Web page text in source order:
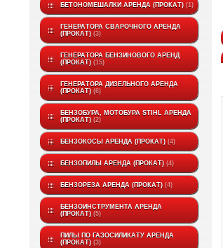
БЕТОНОМЕШАЛКИ АРЕНДА (ПРОКАТ) 1
ГЕНЕРАТОРА СВАРОЧНОГО АРЕНДА
(ПРОКАТ) 3
ГЕНЕРАТОРА БЕНЗИНОВОГО АРЕНД
(ПРОКАТ) 15
ГЕНЕРАТОРА ДИЗЕЛЬНОГО АРЕНДА
(ПРОКАТ) 6
БЕНЗОБУРА, МОТОБУРА STIHL АРЕНДА
(ПРОКАТ) 2
БЕНЗОКОСЫ АРЕНДА (ПРОКАТ) 4
БЕНЗОПИЛЫ АРЕНДА (ПРОКАТ) 4
БЕНЗОРЕЗА АРЕНДА (ПРОКАТ) 4
БЕНЗОИНСТРУМЕНТА АРЕНДА
(ПРОКАТ) 5
ПИЛЫ ПО ГАЗОСИЛИКАТУ АРЕНДА
(ПРОКАТ) 3